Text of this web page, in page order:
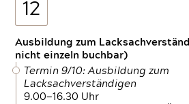
12
Ausbildung zum
nicht einzeln buchbar)
Termin 9/10: Ausbildung zum
Lacksachverständigen
9.00—16.30 Uhr